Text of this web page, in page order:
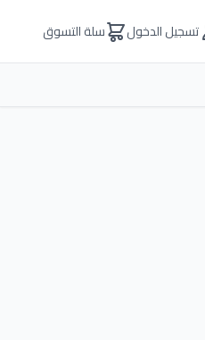
تسجيل الدخول سلة التسوق